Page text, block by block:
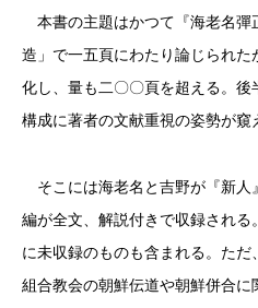
本書の主題はかつて『海老名彈
造」で一五頁にわたり論じられ
化し、量も二〇〇頁を超える。
構成に著者の文献重視の姿勢が窺
そこには海老名と吉野が『新人
編が全文、解説付きで収録される
に未収録のものも含まれる。た
組合教会の朝鮮伝道や朝鮮併合